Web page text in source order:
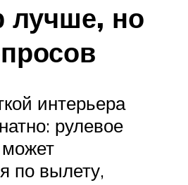
лучше, но
интерьера
рулевое
может
по вылету,